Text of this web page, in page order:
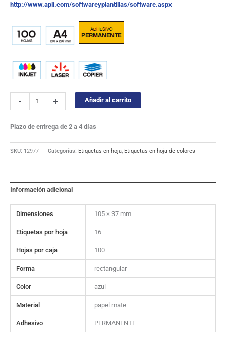
http://www.apli.com/softwareyplantillas/software.aspx
- + Añadir al carrito
Plazo de entrega de 2 a 4 días
SKU: 12977 Categorías: Etiquetas en hoja Etiquetas en hoja de colores
Información adicional
Dimensiones 105 × 37 mm
Etiquetas por hoja 16
Hojas por caja 100
Forma rectangular
Color azul
Material papel mate
Adhesivo PERMANENTE